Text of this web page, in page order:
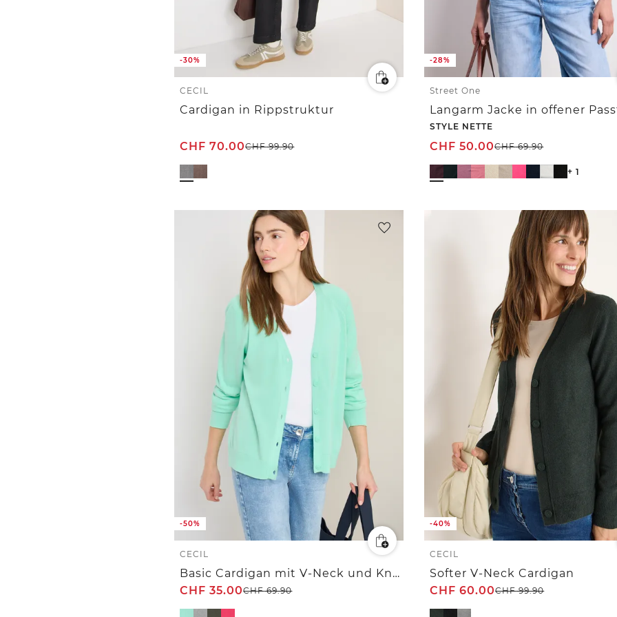
-30%
CECIL
Cardigan in Rippstruktur
CHF 70.00CHF99.90
-28%
Street One
Langarm Jacke in offener
STYLE NETTE
CHF 50.00CHF69.90
+ 1
-50%
CECIL
Basic Cardigan mit V-Neck und Knöpfen
CHF 35.00CHF69.90
-40%
CECIL
Softer V-Neck Cardigan
CHF 60.00CHF99.90